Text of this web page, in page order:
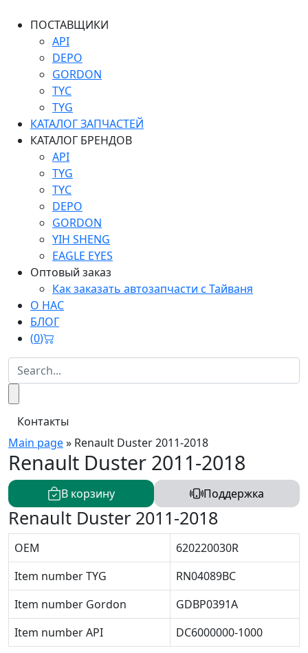
ПОСТАВЩИКИ
API
DEPO
GORDON
TYC
TYG
КАТАЛОГ ЗАПЧАСТЕЙ
КАТАЛОГ БРЕНДОВ
API
TYG
TYC
DEPO
GORDON
YIH SHENG
EAGLE EYES
Оптовый заказ
Как заказать автозапчасти с Тайваня
О НАС
БЛОГ
(0)
Контакты
Main page» Renault Duster 2011-2018
Renault Duster 2011-2018
В корзину Поддержка
Renault Duster 2011-2018
OEM
620220030R
Item number TYG
RN04089BC
Item number Gordon
GDBP0391A
Item number API
DC6000000-1000